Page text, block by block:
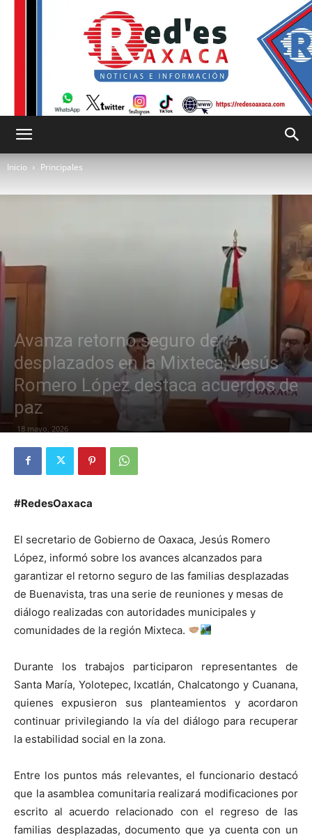
Inicio Principales
Avanza retorno seguro de
desplazados en la Mixteca; Jesús
Romero López destaca acuerdos de
paz
18 mayo, 2026
#RedesOaxaca
El secretario de Gobierno de Oaxaca, Jesús Romero
López, informó sobre los avances alcanzados para
garantizar el retorno seguro de las familias desplazadas
de Buenavista, tras una serie de reuniones y mesas de
diálogo realizadas con autoridades municipales y
comunidades de la región Mixteca.
Durante los trabajos participaron representantes de
Santa María, Yolotepec, Ixcatlán, Chalcatongo y Cuanana,
quienes expusieron sus planteamientos y acordaron
continuar privilegiando la vía del diálogo para recuperar
la estabilidad social en la zona.
Entre los puntos más relevantes, el funcionario destacó
que la asamblea comunitaria realizará modificaciones por
escrito al acuerdo relacionado con el regreso de las
familias desplazadas, documento que ya cuenta con un